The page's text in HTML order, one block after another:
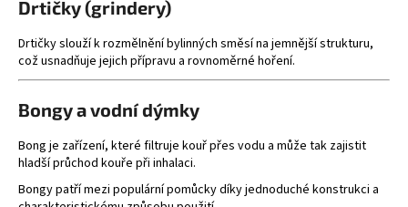
Drtičky (grindery)
Drtičky slouží k rozmělnění bylinných směsí na jemnější strukturu,
což usnadňuje jejich přípravu a rovnoměrné hoření.
Bongy a vodní dýmky
Bong je zařízení, které filtruje kouř přes vodu a může tak zajistit
hladší průchod kouře při inhalaci.
Bongy patří mezi populární pomůcky díky jednoduché konstrukci a